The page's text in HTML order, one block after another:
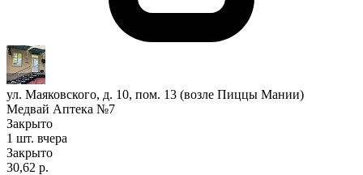
ул. Маяковского, д. 10, пом. 13 (возле Пиццы Мании)
Медвай Аптека №7
Закрыто
1 шт. вчера
Закрыто
30,62 р.